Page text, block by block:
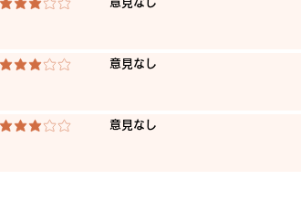
average rating is 3 out of 5
average rating is 3 out of 5 ​意見なし
average rating is 3 out of 5 ​意見なし